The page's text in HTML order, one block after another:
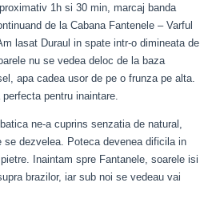
1h si 30 min, marcaj banda
de la Cabana Fantenele – Varful
lasat Duraul in spate intr-o dimineata de
nu se vedea deloc de la baza
apa cadea usor de pe o frunza pe alta.
pentru inaintare.
ne-a cuprins senzatia de natural,
dezvelea. Poteca devenea dificila in
Inaintam spre Fantanele, soarele isi
brazilor, iar sub noi se vedeau vai